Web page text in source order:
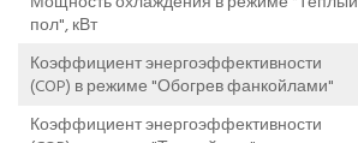
пол", кВт
Коэффициент энергоэффективности
(COP) в режиме "Обогрев фанкойлами"
Коэффициент энергоэффективности